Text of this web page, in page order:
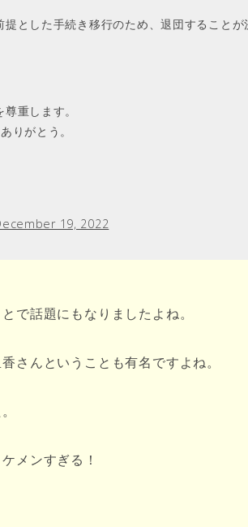
とした手続き移行のため、退団することが
重します。
りがとう。
19, 2022
で話題にもなりましたよね。
さんということも有名ですよね。
メンすぎる！